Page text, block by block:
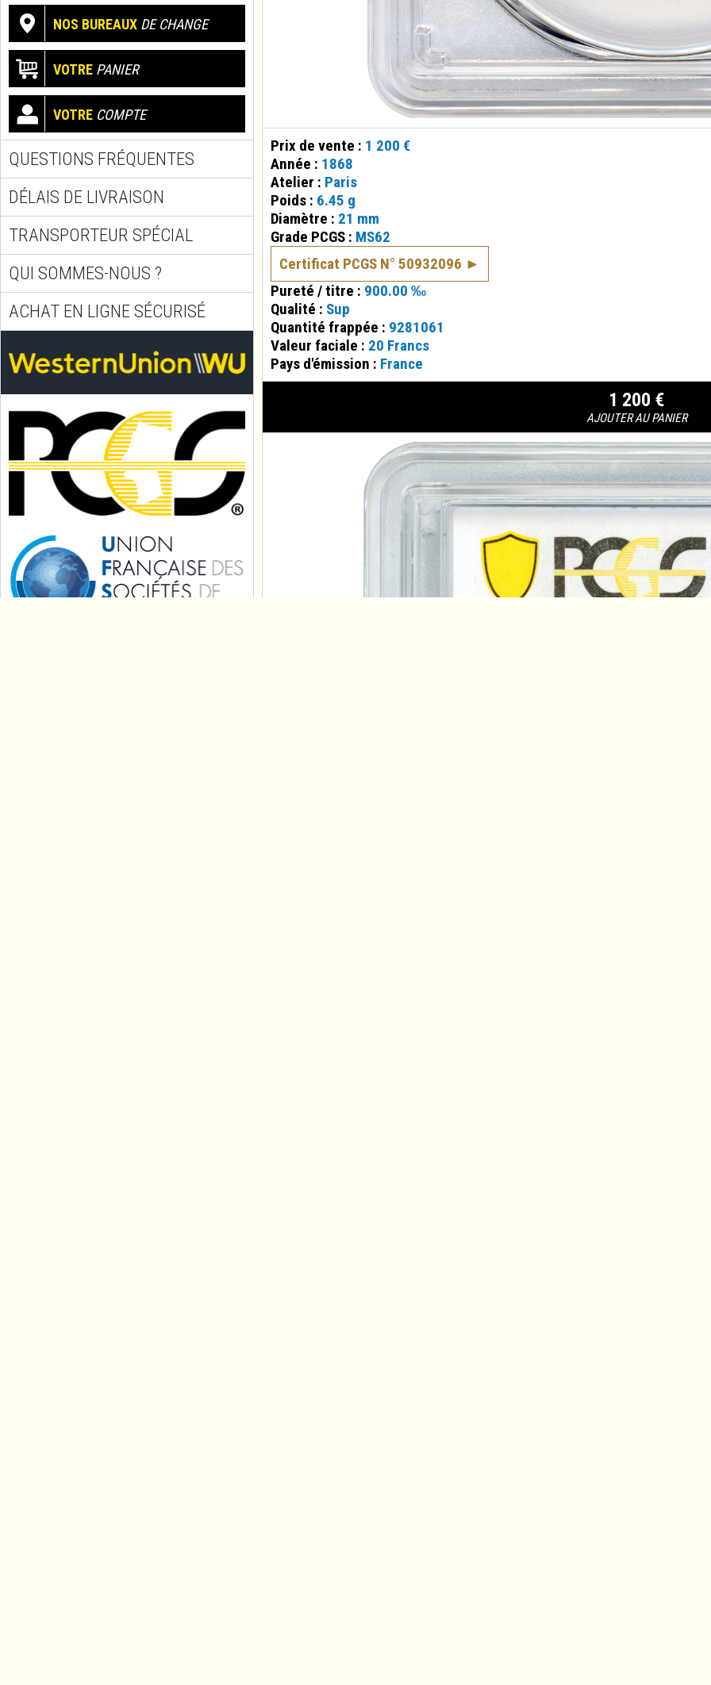
NOS BUREAUX DE CHANGE
VOTRE PANIER
VOTRE COMPTE
QUESTIONS FRÉQUENTES
DÉLAIS DE LIVRAISON
TRANSPORTEUR SPÉCIAL
QUI SOMMES-NOUS ?
ACHAT EN LIGNE SÉCURISÉ
Prix de vente : 1 200 €
Année : 1868
Atelier : Paris
Poids : 6.45 g
Diamètre : 21 mm
Grade PCGS : MS62
Certificat PCGS N° 50932096
Pureté / titre : 900.00 ‰
Qualité : Sup
Quantité frappée : 9281061
Valeur faciale : 20 Francs
Pays d'émission : France
1 200 €
AJOUTER AU PANIER